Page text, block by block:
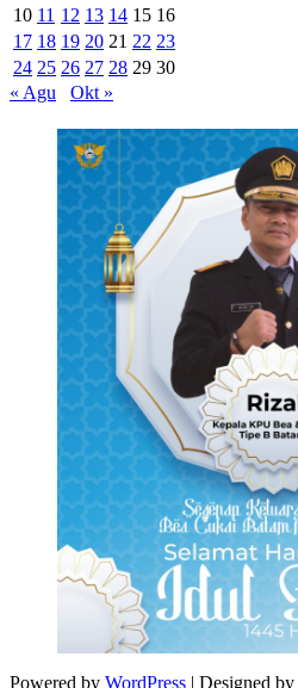
10 11 12 13 14 15 16
17 18 19 20 21 22 23
24 25 26 27 28 29 30
« Agu
Okt »
Powered by WordPress | Designed by